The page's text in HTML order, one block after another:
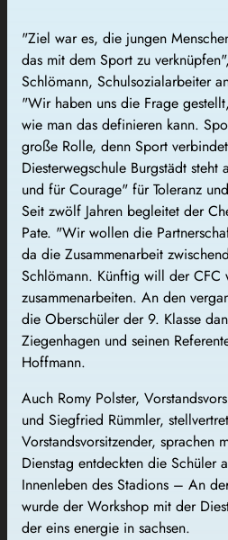
"Ziel war es, die jungen
das mit dem Sport zu
Schlömann, Schulsozialarbeiter
"Wir haben uns die Frage
wie man das definieren kann.
große Rolle, denn Sport
Diesterwegschule Burgstädt steht
und für Courage" für Toleranz
Seit zwölf Jahren begleitet der
Pate. "Wir wollen die
da die Zusammenarbeit
Schlömann. Künftig will der
zusammenarbeiten. An den
die Oberschüler der 9. Klasse
Ziegenhagen und seinen
Hoffmann.
Auch Romy Polster,
und Siegfried Rümmler,
Vorstandsvorsitzender, sprachen
Dienstag entdeckten die Schüler
Innenleben des Stadions – An
wurde der Workshop mit der
der eins energie in sachsen.